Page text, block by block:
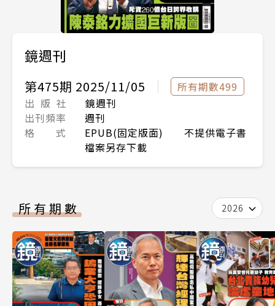
鏡週刊
第475期 2025/11/05
所有期數499
出 版 社
鏡週刊
出刊頻率
週刊
格 式
EPUB(固定版面) 不提供電子書
檔案另存下載
所有期數 2026